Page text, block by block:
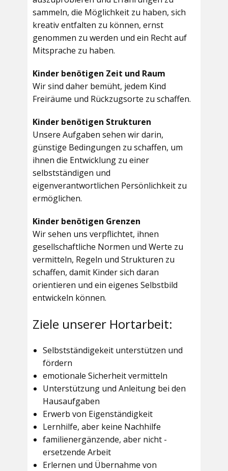
sammeln, die Möglichkeit zu haben, sich
kreativ entfalten zu können, ernst
genommen zu werden und ein Recht auf
Mitsprache zu haben.
Kinder benötigen Zeit und Raum
Wir sind daher bemüht, jedem Kind
Freiräume und Rückzugsorte zu schaffen.
Kinder benötigen Strukturen
Unsere Aufgaben sehen wir darin,
günstige Bedingungen zu schaffen, um
ihnen die Entwicklung zu einer
selbstständigen und
eigenverantwortlichen Persönlichkeit zu
ermöglichen.
Kinder benötigen Grenzen
Wir sehen uns verpflichtet, ihnen
gesellschaftliche Normen und Werte zu
vermitteln, Regeln und Strukturen zu
schaffen, damit Kinder sich daran
orientieren und ein eigenes Selbstbild
entwickeln können.
Ziele unserer Hortarbeit:
Selbstständigekeit unterstützen und
fördern
emotionale Sicherheit vermitteln
Unterstützung und Anleitung bei den
Hausaufgaben
Erwerb von Eigenständigkeit
Lernhilfe, aber keine Nachhilfe
familienergänzende, aber nicht -
ersetzende Arbeit
Erlernen und Übernahme von